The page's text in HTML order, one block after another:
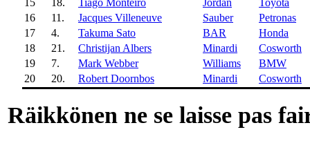
16
11. Jacques Villeneuve Sauber
Petronas
17
4. Takuma Sato BAR
Honda
18
21. Christijan Albers Minardi
Cosworth
19
7. Mark Webber Williams
BMW
20
20. Robert Doornbos Minardi Cosworth
Räikkönen ne se laisse pas